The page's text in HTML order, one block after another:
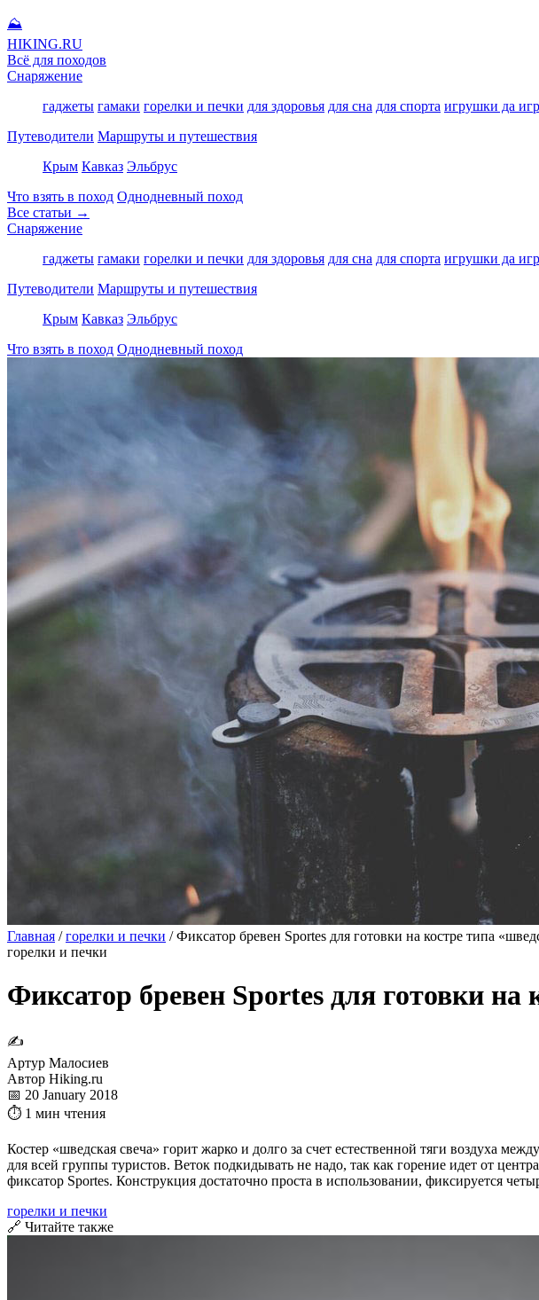
⛰
HIKING.RU
Всё для походов
Снаряжение
гаджеты гамаки горелки и печки для здоровья для сна для спорта игрушки да
Путеводители Маршруты и путешествия
Крым Кавказ Эльбрус
Что взять в поход Однодневный поход
Все статьи →
Снаряжение
гаджеты гамаки горелки и печки для здоровья для сна для спорта игрушки да
Путеводители Маршруты и путешествия
Крым Кавказ Эльбрус
Что взять в поход Однодневный поход
Главная / горелки и печки / Фиксатор бревен Sportes для готовки на костре типа
горелки и печки
Фиксатор бревен Sportes для готовки на
✍
Артур Малосиев
Автор Hiking.ru
📅 20 January 2018
⏱ 1 мин чтения
Костер «шведская свеча» горит жарко и долго за счет естественной тяги воздуха
для всей группы туристов. Веток подкидывать не надо, так как горение идет от
фиксатор Sportes. Конструкция достаточно проста в использовании, фиксируется
горелки и печки
🔗 Читайте также